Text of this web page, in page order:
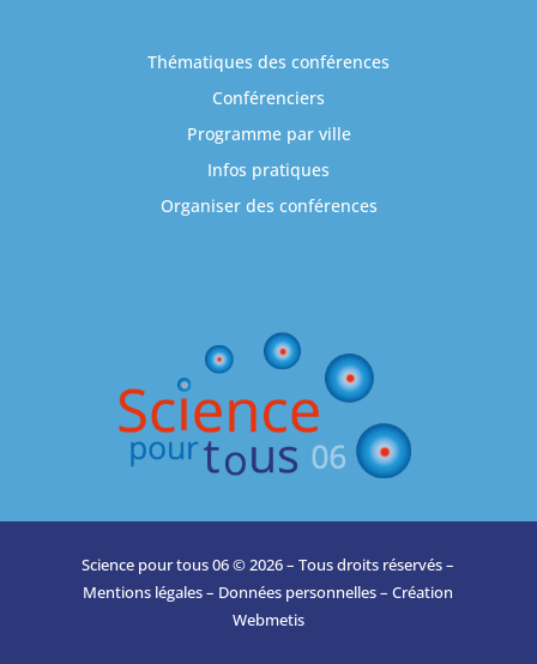
Thématiques des conférences
Conférenciers
Programme par ville
Infos pratiques
Organiser des conférences
Science pour tous 06 © 2026 – Tous droits réservés –
Mentions légales– Données personnelles– Création
Webmetis